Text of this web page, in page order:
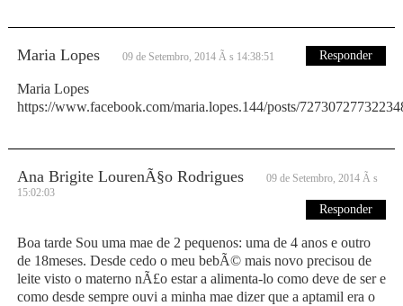
Maria Lopes 09 de Setembro, 2014 Ã s 14:38:51 Responder
Maria Lopes
https://www.facebook.com/maria.lopes.144/posts/
Ana Brigite LourenÃ§o Rodrigues
09 de Setembro, 2014 Ã s
15:02:03
Responder
Boa tarde Sou uma mae de 2 pequenos: uma de 4 anos e outro
de 18meses. Desde cedo o meu bebÃ© mais novo precisou de
leite visto o materno nÃ£o estar a alimenta-lo como deve de ser e
como desde sempre ouvi a minha mae dizer que a aptamil era o